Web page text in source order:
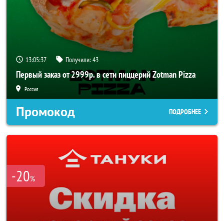
13:05:37 Получили:43
Первый заказ от 2999р. в сети пиццерий Zotman Pizza
Россия
Промокод ПОДРОБНЕЕ
-20%